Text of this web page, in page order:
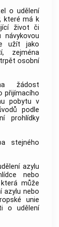
o udělení
které má k
život či
užít jako
zejména
osobní
žádost
přijímacího
pobytu v
podle
prohlídky
stejného
azylu
nebo
může
azylu nebo
unie
o udělení